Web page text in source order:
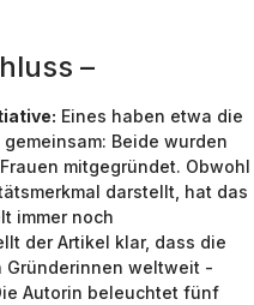
–
Eines haben etwa die
Beide wurden
mitgegründet. Obwohl
darstellt, hat das
immer noch
der Artikel klar, dass die
Gründerinnen weltweit -
Autorin beleuchtet fünf